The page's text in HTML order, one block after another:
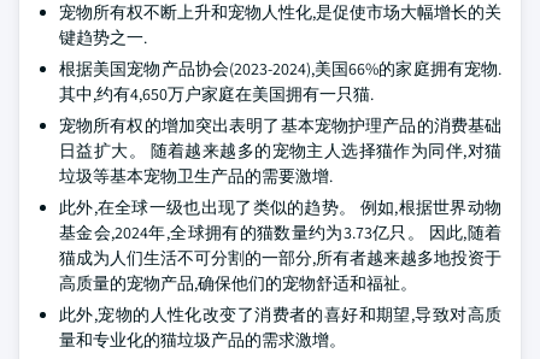
宠物所有权不断上升和宠物人性化,是促使市场大幅增长的关
键趋势之一.
根据美国宠物产品协会(2023-2024),美国66%的家庭拥有宠物.
其中,约有4,650万户家庭在美国拥有一只猫.
宠物所有权的增加突出表明了基本宠物护理产品的消费基础
日益扩大。 随着越来越多的宠物主人选择猫作为同伴,对猫
垃圾等基本宠物卫生产品的需要激增.
此外,在全球一级也出现了类似的趋势。 例如,根据世界动物
基金会,2024年,全球拥有的猫数量约为3.73亿只。 因此,随着
猫成为人们生活不可分割的一部分,所有者越来越多地投资于
高质量的宠物产品,确保他们的宠物舒适和福祉。
此外,宠物的人性化改变了消费者的喜好和期望,导致对高质
量和专业化的猫垃圾产品的需求激增。